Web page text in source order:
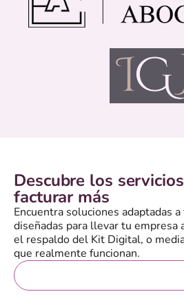
Descubre los
facturar más
Encuentra soluciones adaptadas
diseñadas para llevar tu empresa
el respaldo del Kit Digital, o
que realmente funcionan.